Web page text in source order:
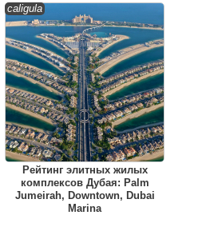
caligula
Рейтинг элитных жилых
комплексов Дубая: Palm
Jumeirah, Downtown, Dubai
Marina